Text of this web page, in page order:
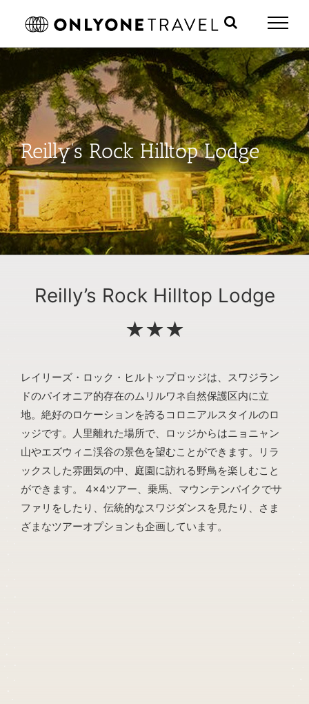
Reilly’s Rock Hilltop Lodge
Reilly’s Rock Hilltop Lodge
★★★
レイリーズ・ロック・ヒルトップロッジは、スワジラン
ドのパイオニア的存在のムリルワネ自然保護区内に立
地。絶好のロケーションを誇るコロニアルスタイルのロ
ッジです。人里離れた場所で、ロッジからはニョニャン
山やエズウィニ渓谷の景色を望むことができます。リラ
ックスした雰囲気の中、庭園に訪れる野鳥を楽しむこと
ができます。 4×4ツアー、乗馬、マウンテンバイクでサ
ファリをしたり、伝統的なスワジダンスを見たり、さま
ざまなツアーオプションも企画しています。